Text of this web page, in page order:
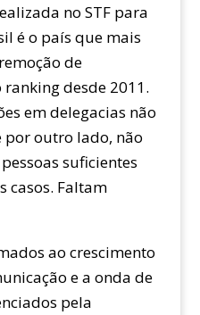
no STF para
é o país que mais
de
desde 2011.
em delegacias não
por outro lado, não
suficientes
casos. Faltam
ao crescimento
e a onda de
pela